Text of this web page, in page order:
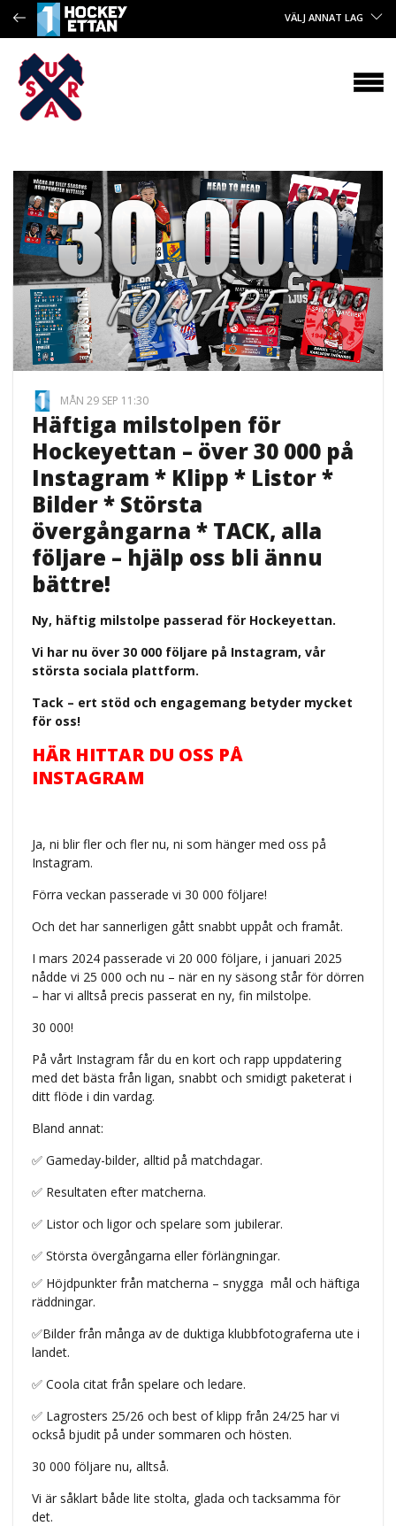
VÄLJ ANNAT LAG
MÅN 29 SEP 11:30
Häftiga milstolpen för
Hockeyettan – över 30 000 på
Instagram * Klipp * Listor *
Bilder * Största
övergångarna * TACK, alla
följare – hjälp oss bli ännu
bättre!
Ny, häftig milstolpe passerad för Hockeyettan.
Vi har nu över 30 000 följare på Instagram, vår
största sociala plattform.
Tack – ert stöd och engagemang betyder mycket
för oss!
HÄR HITTAR DU OSS PÅ
INSTAGRAM
Ja, ni blir fler och fler nu, ni som hänger med oss på
Instagram.
Förra veckan passerade vi 30 000 följare!
Och det har sannerligen gått snabbt uppåt och framåt.
I mars 2024 passerade vi 20 000 följare, i januari 2025
nådde vi 25 000 och nu – när en ny säsong står för dörren
– har vi alltså precis passerat en ny, fin milstolpe.
30 000!
På vårt Instagram får du en kort och rapp uppdatering
med det bästa från ligan, snabbt och smidigt paketerat i
ditt flöde i din vardag.
Bland annat:
✅ Gameday-bilder, alltid på matchdagar.
✅ Resultaten efter matcherna.
✅ Listor och ligor och spelare som jubilerar.
✅ Största övergångarna eller förlängningar.
✅ Höjdpunkter från matcherna – snygga mål och häftiga
räddningar.
✅Bilder från många av de duktiga klubbfotograferna ute i
landet.
✅ Coola citat från spelare och ledare.
✅ Lagrosters 25/26 och best of klipp från 24/25 har vi
också bjudit på under sommaren och hösten.
30 000 följare nu, alltså.
Vi är såklart både lite stolta, glada och tacksamma för
det.